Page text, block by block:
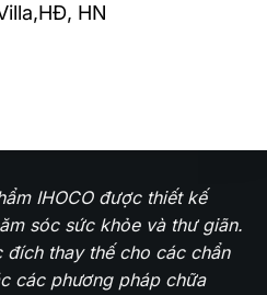
HN
IHOCO được thiết kế
sóc sức khỏe và thư giãn.
đích thay thế cho các chẩn
các phương pháp chữa